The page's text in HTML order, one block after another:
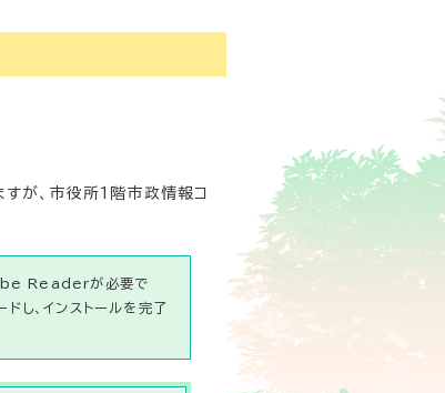
が、市役所1階市政情報コ
Readerが必要で
ドし、インストールを完了